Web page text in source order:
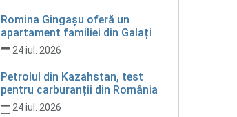
Romina Gingașu oferă un
apartament familiei din Galați
24 iul. 2026
Petrolul din Kazahstan, test
pentru carburanții din România
24 iul. 2026